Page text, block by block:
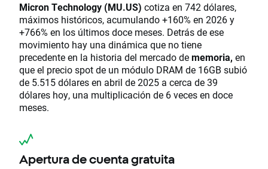
Micron Technology (MU.US) cotiza en 742 dólares,
máximos históricos, acumulando +160% en 2026 y
+766% en los últimos doce meses. Detrás de ese
movimiento hay una dinámica que no tiene
precedente en la historia del mercado dememoria, en
que el precio spot de un módulo DRAM de 16GB subió
de 5.515 dólares en abril de 2025 a cerca de 39
dólares hoy, una multiplicación de 6 veces en doce
meses.
Apertura de cuenta gratuita